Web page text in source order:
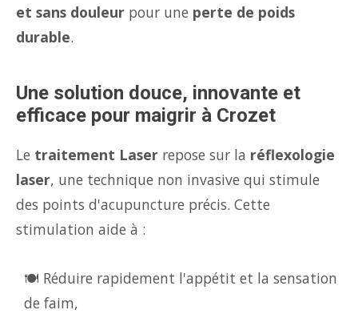
et sans douleur pour une perte de poids
durable.
Une solution douce, innovante et
efficace pour maigrir à Crozet
Le traitement Laser repose sur la réflexologie
laser, une technique non invasive qui stimule
des points d'acupuncture précis. Cette
stimulation aide à :
🍽️ Réduire rapidement l'appétit et la sensation
de faim,